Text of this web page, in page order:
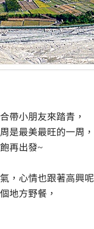
帶小朋友來踏青，
是最美最旺的一周，
再出發~
，心情也跟著高興呢
地方野餐，